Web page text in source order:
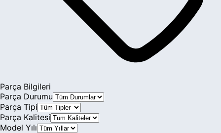
Parça Bilgileri
Parça Durumu
Parça Tipi
Parça Kalitesi
Model Yılı